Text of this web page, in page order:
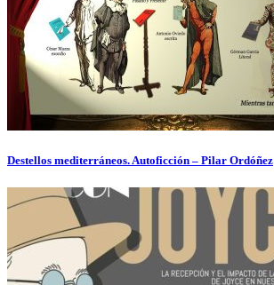
Destellos mediterráneos. Autoficción – Pilar Ordóñez